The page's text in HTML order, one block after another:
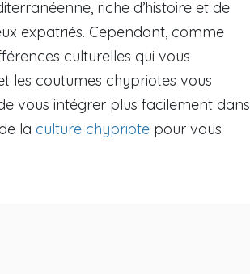
riche d’histoire et de
expatriés. Cependant, comme
culturelles qui vous
les coutumes chypriotes vous
vous intégrer plus facilement dans
la culture chypriote pour vous